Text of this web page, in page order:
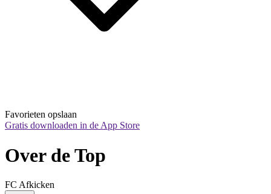
Favorieten opslaan
Gratis downloaden in de App Store
Over de Top
FC Afkicken